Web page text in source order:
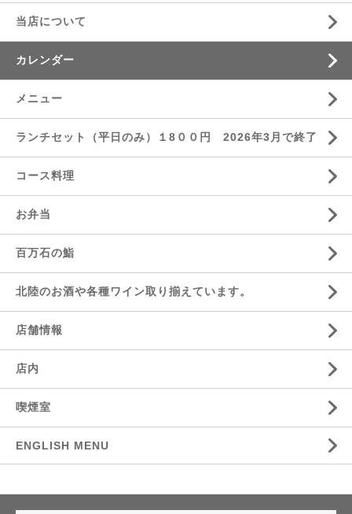
当店について
カレンダー
メニュー
ランチセット（平日のみ）１8００円 2026年3月で終了
コース料理
お弁当
百万石の鮨
北陸のお酒や各種ワイン取り揃えています。
店舗情報
店内
喫煙室
ENGLISH MENU